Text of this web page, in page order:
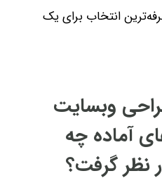
به‌ صرفه‌ترین انتخاب برای یک
وبسایت
آماده چه
نظر گرفت؟